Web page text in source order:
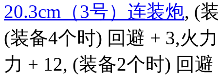
20.3cm（3号）连装炮, (
(装备4个时) 回避 + 3,火
力 + 12, (装备2个时) 回